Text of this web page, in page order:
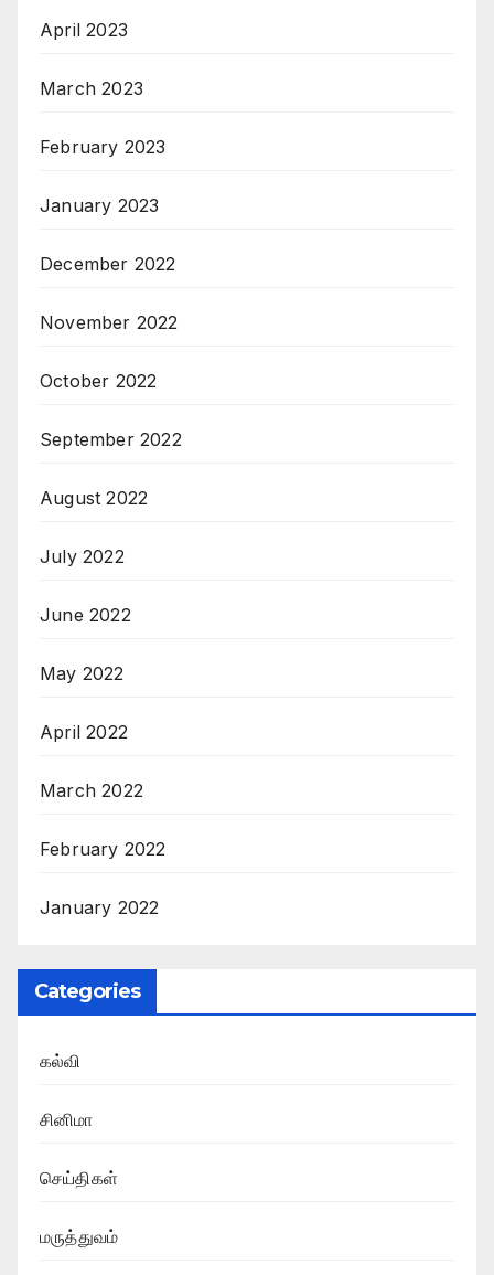
April 2023
March 2023
February 2023
January 2023
December 2022
November 2022
October 2022
September 2022
August 2022
July 2022
June 2022
May 2022
April 2022
March 2022
February 2022
January 2022
Categories
கல்வி
சினிமா
செய்திகள்
மருத்துவம்